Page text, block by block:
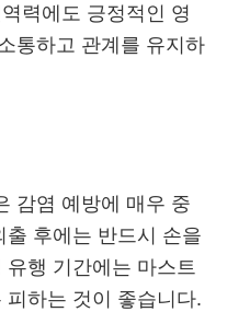
력에도 긍정적인 영
통하고 관계를 유지하
감염 예방에 매우 중
출 후에는 반드시 손을
행 기간에는 마스트
하는 것이 좋습니다.